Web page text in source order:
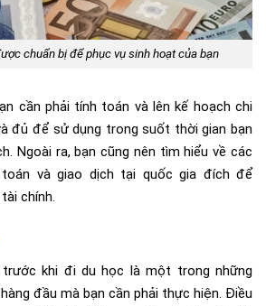
chuẩn bị để phục vụ sinh hoạt của bạn
cần phải tính toán và lên kế hoạch chi
đủ để sử dụng trong suốt thời gian bạn
Ngoài ra, bạn cũng nên tìm hiểu về các
và giao dịch tại quốc gia đích để
chính.
khi đi du học là một trong những
đầu mà bạn cần phải thực hiện. Điều